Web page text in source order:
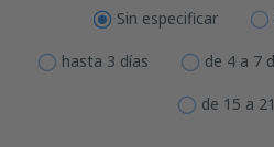
Sin especificar
hasta 3 días de 4 a 7
de 15 a